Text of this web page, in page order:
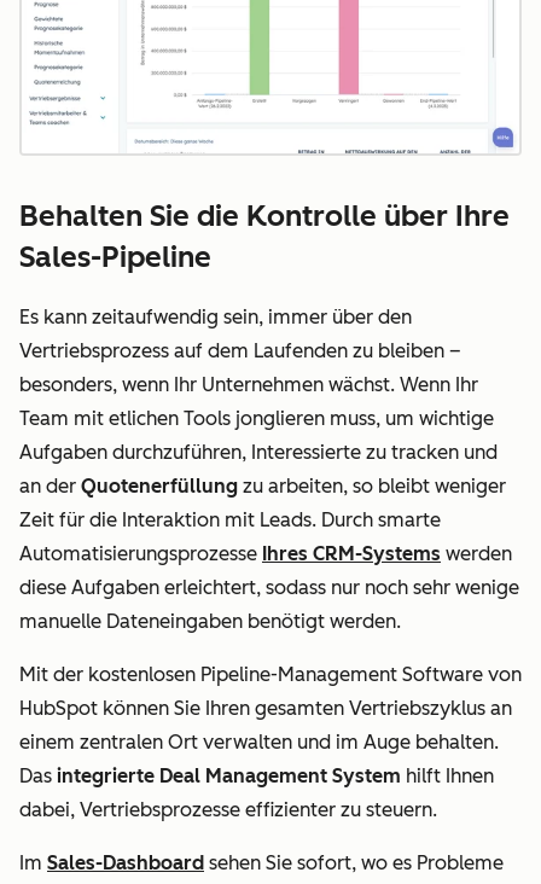
Behalten Sie die Kontrolle über Ihre
Sales-Pipeline
Es kann zeitaufwendig sein, immer über den
Vertriebsprozess auf dem Laufenden zu bleiben –
besonders, wenn Ihr Unternehmen wächst. Wenn Ihr
Team mit etlichen Tools jonglieren muss, um wichtige
Aufgaben durchzuführen, Interessierte zu tracken und
an der Quotenerfüllung zu arbeiten, so bleibt weniger
Zeit für die Interaktion mit Leads. Durch smarte
Automatisierungsprozesse Ihres CRM-Systems werden
diese Aufgaben erleichtert, sodass nur noch sehr wenige
manuelle Dateneingaben benötigt werden.
Mit der kostenlosen Pipeline-Management Software von
HubSpot können Sie Ihren gesamten Vertriebszyklus an
einem zentralen Ort verwalten und im Auge behalten.
Das integrierte Deal Management System hilft Ihnen
dabei, Vertriebsprozesse effizienter zu steuern.
Im Sales-Dashboard sehen Sie sofort, wo es Probleme